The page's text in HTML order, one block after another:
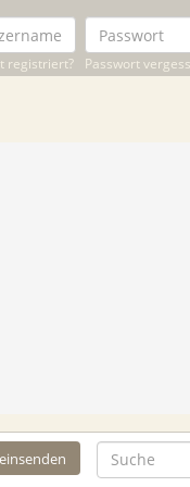
registriert? Passwort